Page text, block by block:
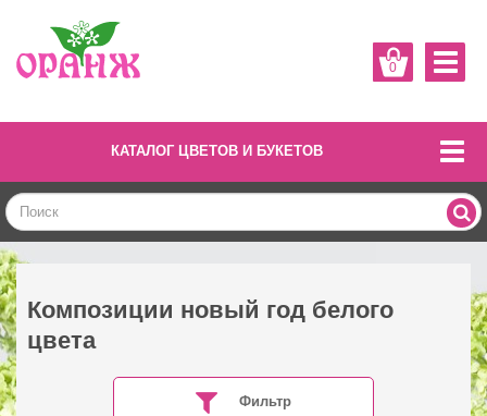
0
КАТАЛОГ ЦВЕТОВ И БУКЕТОВ
Композиции новый год белого
цвета
Фильтр